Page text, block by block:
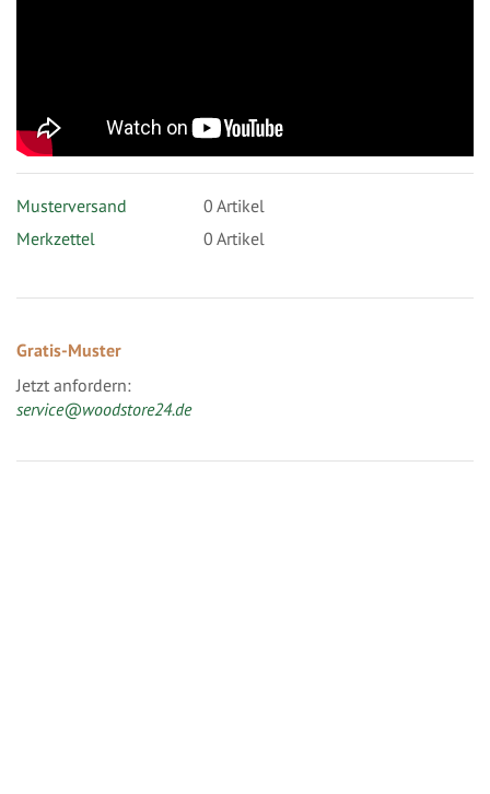
Musterversand 0 Artikel
Merkzettel
0 Artikel
Gratis-Muster
Jetzt anfordern:
service@woodstore24.de